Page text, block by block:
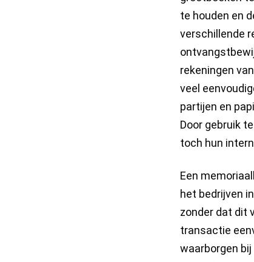
te houden en
verschillende
rekeningen
veel
partijen en
Door gebruik
toch hun
Een
het bedrijven
zonder dat dit
transactie
waarborgen